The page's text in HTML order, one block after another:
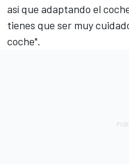
así que adaptando el
tienes que ser muy
coche".